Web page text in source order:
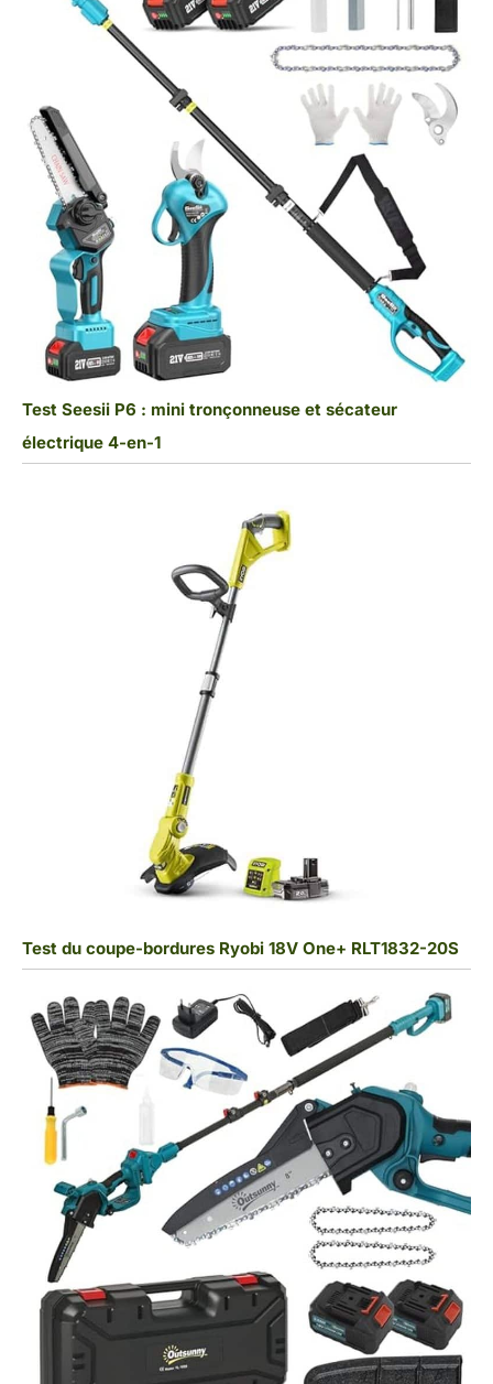
Test Seesii P6 : mini tronçonneuse et sécateur
électrique 4-en-1
Test du coupe-bordures Ryobi 18V One+ RLT1832-20S